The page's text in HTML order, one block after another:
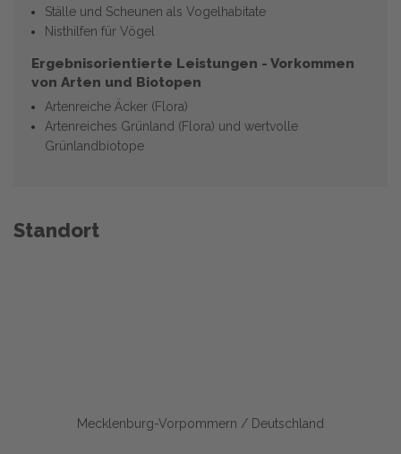
Ställe und Scheunen als Vogelhabitate
Nisthilfen für Vögel
Ergebnisorientierte Leistungen - Vorkommen
von Arten und Biotopen
Artenreiche Äcker (Flora)
Artenreiches Grünland (Flora) und wertvolle
Grünlandbiotope
Standort
Mecklenburg-Vorpommern / Deutschland